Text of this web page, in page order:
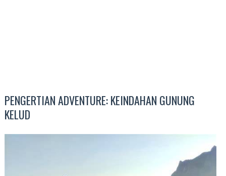
PENGERTIAN ADVENTURE: KEINDAHAN GUNUNG
KELUD